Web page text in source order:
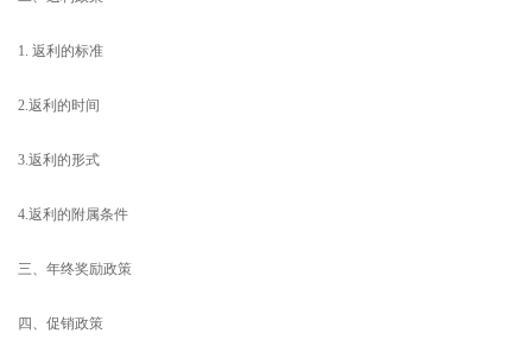
1. 返利的标准
2.返利的时间
3.返利的形式
4.返利的附属条件
三、年终奖励政策
四、促销政策